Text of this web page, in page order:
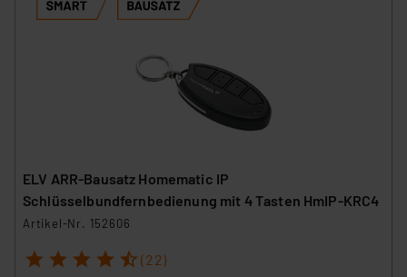
ELV ARR-Bausatz Homematic IP
Schlüsselbundfernbedienung mit 4 Tasten HmIP-KRC4
Artikel-Nr. 152606
1 2 3 4 5 (22)